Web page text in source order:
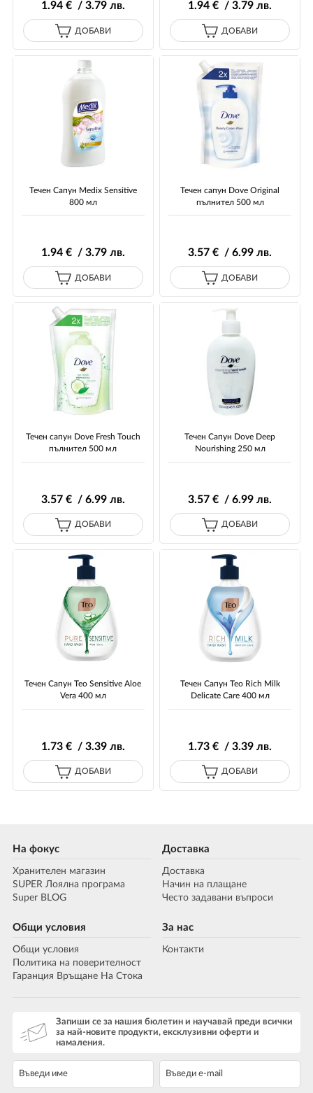
1.94€ / 3.79лв.
ДОБАВИ
1.94 € / 3.79 лв.
ДОБАВИ
Течен Сапун Medix Sensitive
800 мл
1.94€ / 3.79лв.
ДОБАВИ
Течен сапун Dove Original
пълнител 500 мл
3.57 € / 6.99 лв.
ДОБАВИ
Течен сапун Dove Fresh Touch
пълнител 500 мл
3.57€ / 6.99лв.
ДОБАВИ
Течен Сапун Dove Deep
Nourishing 250 мл
3.57 € / 6.99 лв.
ДОБАВИ
Течен Сапун Teo Sensitive Aloe
Vera 400 мл
1.73€ / 3.39лв.
ДОБАВИ
Течен Сапун Teo Rich Milk
Delicate Care 400 мл
1.73 € / 3.39 лв.
ДОБАВИ
На фокус
Хранителен магазин
SUPER Лоялна програма
Super BLOG
Доставка
Доставка
Начин на плащане
Често задавани въпроси
Общи условия
Общи условия
Политика на поверителност
Гаранция Връщане На Стока
За нас
Контакти
Запиши се за нашия бюлетин и научавай преди всички
за най-новите продукти, ексклузивни оферти и
намаления.